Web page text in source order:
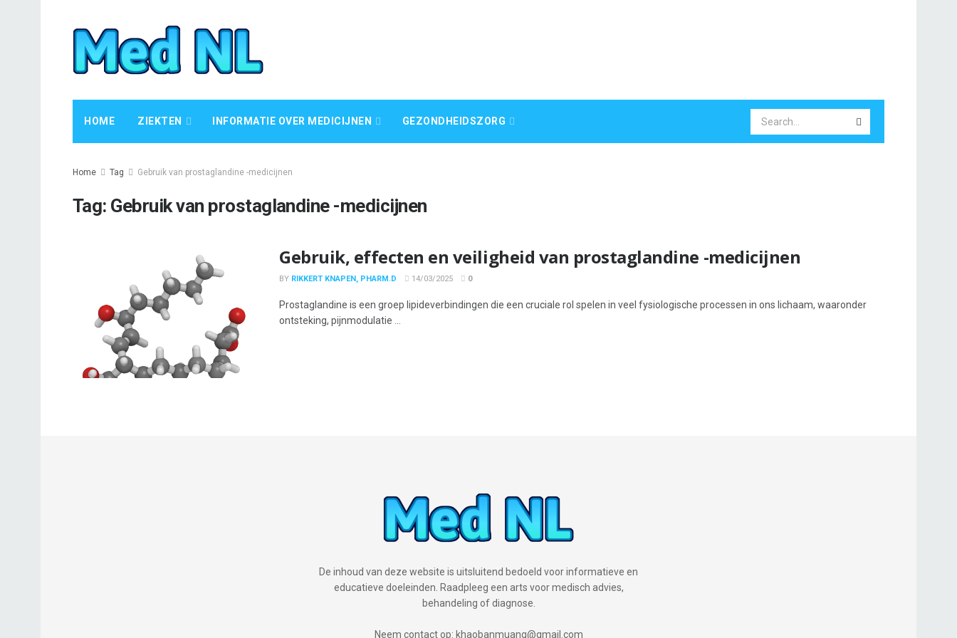
HOME ZIEKTEN INFORMATIE OVER MEDICIJNEN GEZONDHEIDSZORG
Home Tag Gebruik van prostaglandine -medicijnen
Tag: Gebruik van prostaglandine -medicijnen
Gebruik, effecten en veiligheid van prostaglandine -medicijnen
BY RIKKERT KNAPEN, PHARM.D 14/03/2025 0
Prostaglandine is een groep lipideverbindingen die een cruciale rol spelen in veel fysiologische processen in ons lichaam, waaronder
ontsteking, pijnmodulatie ...
De inhoud van deze website is uitsluitend bedoeld voor informatieve en
educatieve doeleinden. Raadpleeg een arts voor medisch advies,
behandeling of diagnose.
Neem contact op: khaobanmuang@gmail.com